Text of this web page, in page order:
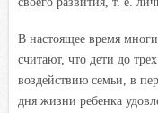
В настоящее время
считают, что дети до
воздействию семьи, в
дня жизни ребенка